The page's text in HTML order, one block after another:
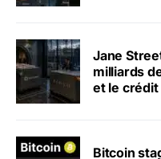
Jane
milliards
et le
Bitcoin